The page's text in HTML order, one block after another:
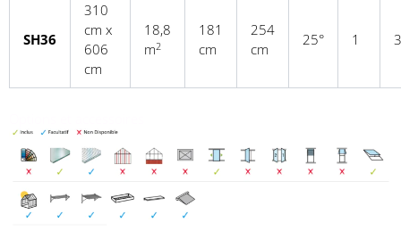
SH36
310
cm x
606
cm
18,8
m2
181
cm
254
cm
25° 1 3